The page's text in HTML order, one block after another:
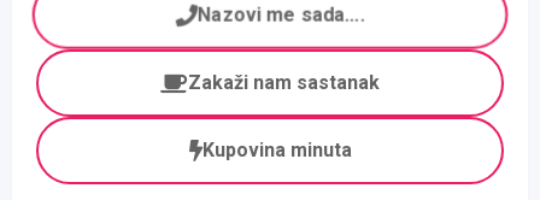
Nazovi me sada....
Zakaži nam sastanak
Kupovina minuta